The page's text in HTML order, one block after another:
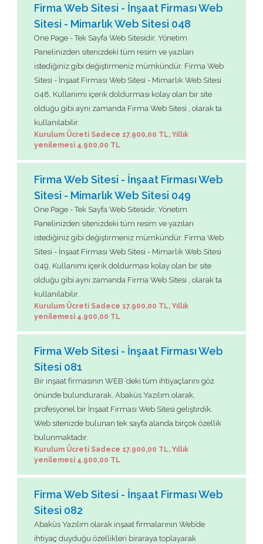
Firma Web Sitesi - İnşaat Firması Web
Sitesi - Mimarlık Web Sitesi 048
One Page - Tek Sayfa Web Sitesidir, Yönetim
Panelinizden sitenizdeki tüm resim ve yazıları
istediğiniz gibi değiştirmeniz mümkündür. Firma Web
Sitesi - İnşaat Firması Web Sitesi - Mimarlık Web Sitesi
048, Kullanımı içerik doldurması kolay olan bir site
olduğu gibi aynı zamanda Firma Web Sitesi , olarak ta
kullanılabilir.
Kurulum Ücreti Sadece 17.900,00 TL, Yıllık
yenilemesi 4.900,00 TL
Firma Web Sitesi - İnşaat Firması Web
Sitesi - Mimarlık Web Sitesi 049
One Page - Tek Sayfa Web Sitesidir, Yönetim
Panelinizden sitenizdeki tüm resim ve yazıları
istediğiniz gibi değiştirmeniz mümkündür. Firma Web
Sitesi - İnşaat Firması Web Sitesi - Mimarlık Web Sitesi
049, Kullanımı içerik doldurması kolay olan bir site
olduğu gibi aynı zamanda Firma Web Sitesi , olarak ta
kullanılabilir.
Kurulum Ücreti Sadece 17.900,00 TL, Yıllık
yenilemesi 4.900,00 TL
Firma Web Sitesi - İnşaat Firması Web
Sitesi 081
Bir inşaat firmasının WEB ’deki tüm ihtiyaçlarını göz
önünde bulundurarak, Abaküs Yazılım olarak,
profesyonel bir İnşaat Firması Web Sitesi geliştirdik.
Web sitenizde bulunan tek sayfa alanda birçok özellik
bulunmaktadır.
Kurulum Ücreti Sadece 17.900,00 TL, Yıllık
yenilemesi 4.900,00 TL
Firma Web Sitesi - İnşaat Firması Web
Sitesi 082
Abaküs Yazılım olarak inşaat firmalarının Web’de
ihtiyaç duyduğu özellikleri biraraya toplayarak